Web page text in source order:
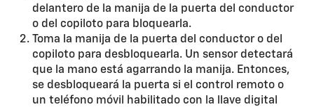
delantero de la manija de la puerta del conductor
o del copiloto para bloquearla.
Toma la manija de la puerta del conductor o del
copiloto para desbloquearla. Un sensor detectará
que la mano está agarrando la manija. Entonces,
se desbloqueará la puerta si el control remoto o
un teléfono móvil habilitado con la llave digital